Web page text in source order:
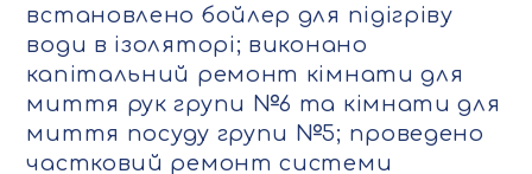
встановлено бойлер для підігріву
води в ізоляторі; виконано
капітальний ремонт кімнати для
миття рук групи №6 та кімнати для
миття посуду групи №5; проведено
частковий ремонт системи